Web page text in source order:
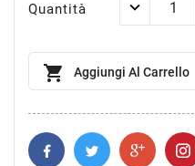
Quantità
 Aggiungi Al Carrello